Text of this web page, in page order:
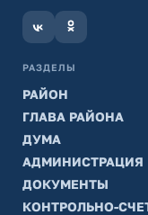
РАЗДЕЛЫ
РАЙОН
ГЛАВА РАЙОНА
ДУМА
АДМИНИСТРАЦИЯ
ДОКУМЕНТЫ
КОНТРОЛЬНО-